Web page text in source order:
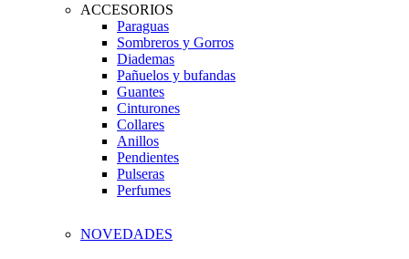
ACCESORIOS
Paraguas
Sombreros y Gorros
Diademas
Pañuelos y bufandas
Guantes
Cinturones
Collares
Anillos
Pendientes
Pulseras
Perfumes
NOVEDADES